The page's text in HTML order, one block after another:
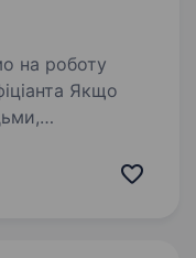
Якщо
або ж дзвони